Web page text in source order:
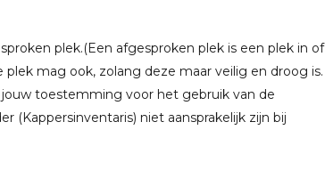
plek.(Een afgesproken plek is een plek in of
mag ook, zolang deze maar veilig en droog is.
toestemming voor het gebruik van de
(Kappersinventaris) niet aansprakelijk zijn bij